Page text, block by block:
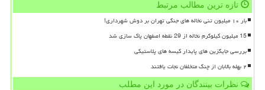
تازه ترین مطالب مرتبط
بار ۱۰ میلیون تنی نخاله های جنگی تهران بر دوش شهرداری!
15 میلیون کیلوگرم نخاله از 29 نقطه اصفهان پاک سازی شد
بررسی جایگزین های پایدار کیسه های پلاستیکی
۲ بهله بالابان از چنگ متخلفان نجات یافتند
نظرات بینندگان در مورد این مطلب